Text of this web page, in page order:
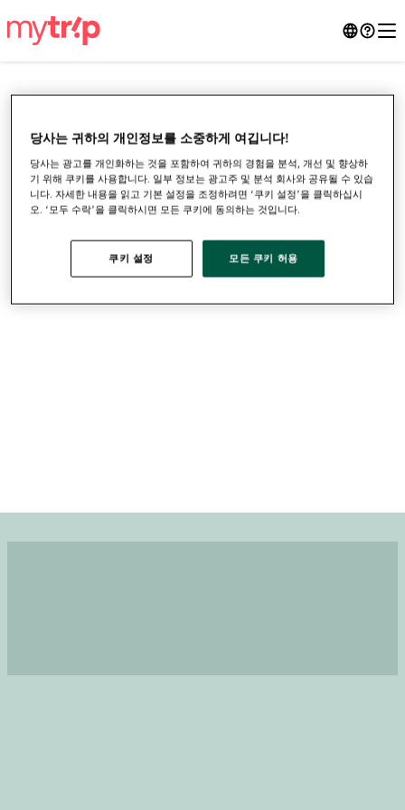
●●●
당사는 귀하의 개인정보를 소중하게 여깁니다!
당사는 광고를 개인화하는 것을 포함하여 귀하의 경험을 분석, 개선 및 향상하
기 위해 쿠키를 사용합니다. 일부 정보는 광고주 및 분석 회사와 공유될 수 있습
니다. 자세한 내용을 읽고 기본 설정을 조정하려면 ‘쿠키 설정’을 클릭하십시
오. ‘모두 수락’을 클릭하시면 모든 쿠키에 동의하는 것입니다.
쿠키 설정 모든 쿠키 허용